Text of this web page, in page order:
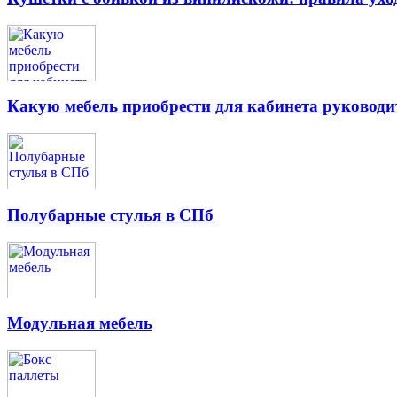
Какую мебель приобрести для кабинета
Полубарные стулья в СПб
Модульная мебель